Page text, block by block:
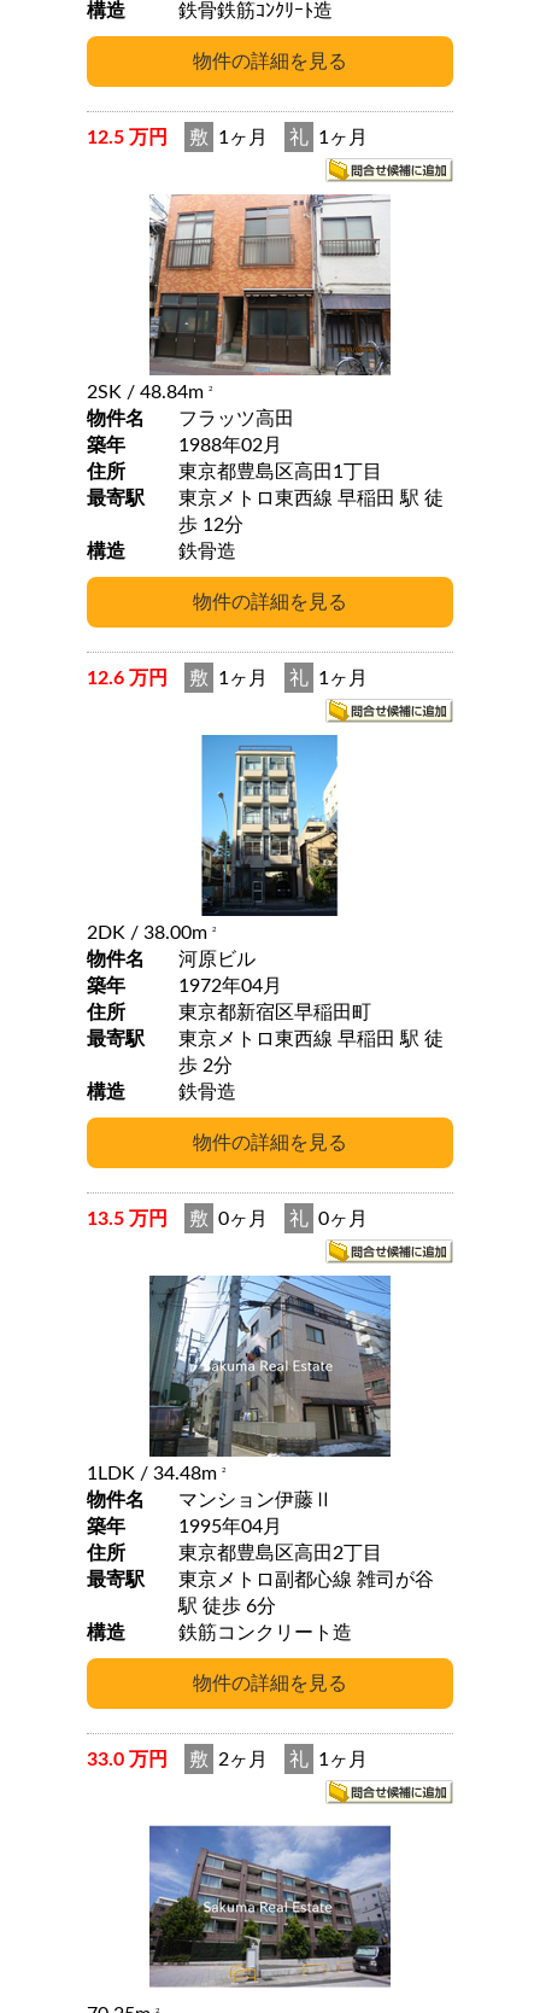
構造
鉄骨鉄筋ｺﾝｸﾘｰﾄ造
12.5 万円 敷 1ヶ月 礼 1ヶ月
2SK / 48.84m 2
物件名
フラッツ高田
築年
1988年02月
住所
東京都豊島区高田1丁目
最寄駅
東京メトロ東西線 早稲田 駅 徒
歩 12分
構造
鉄骨造
12.6 万円 敷 1ヶ月 礼 1ヶ月
2DK / 38.00m 2
物件名
河原ビル
築年
1972年04月
住所
東京都新宿区早稲田町
最寄駅
東京メトロ東西線 早稲田 駅 徒
歩 2分
構造
鉄骨造
13.5 万円 敷 0ヶ月 礼 0ヶ月
1LDK / 34.48m 2
物件名
マンション伊藤Ⅱ
築年
1995年04月
住所
東京都豊島区高田2丁目
最寄駅
東京メトロ副都心線 雑司が谷
駅 徒歩 6分
構造
鉄筋コンクリート造
33.0 万円 敷 2ヶ月 礼 1ヶ月
2